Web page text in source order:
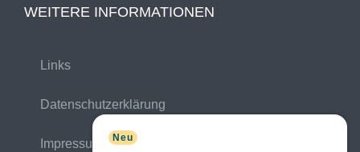
Neu
WEITERE INFORMATIONEN
Links
Datenschutzerklärung
Impressum